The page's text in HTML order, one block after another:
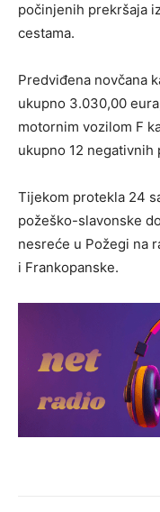
počinjenih prekršaja
cestama.
Predviđena novčana
ukupno 3.030,00
motornim vozilom F
ukupno 12 negativnih
Tijekom protekla 24
požeško-slavonske
nesreće u Požegi na
i Frankopanske.